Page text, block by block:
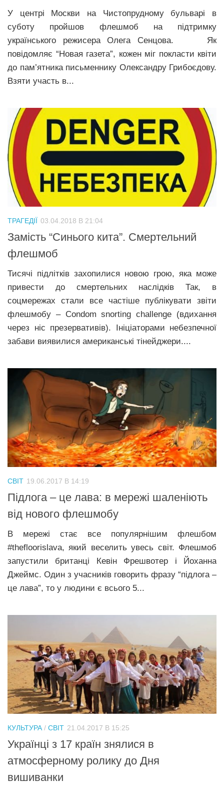
У центрі Москви на Чистопрудному бульварі в
суботу пройшов флешмоб на підтримку
українського режисера Олега Сенцова. Як
повідомляє “Новая газета”, кожен міг покласти квіти
до пам’ятника письменнику Олександру Грибоєдову.
Взяти участь в...
ТРАГЕДІЇ 03.04.2018 В 21:04
Замість “Синього кита”. Смертельний
флешмоб
Тисячі підлітків захопилися новою грою, яка може
привести до смертельних наслідків Так, в
соцмережах стали все частіше публікувати звіти
флешмобу – Condom snorting challenge (вдихання
через ніс презервативів). Ініціаторами небезпечної
забави виявилися американські тінейджери....
СВІТ 19.06.2017 В 14:19
Підлога – це лава: в мережі шаленіють
від нового флешмобу
В мережі стає все популярнішим флешбом
#thefloorislava, який веселить увесь світ. Флешмоб
запустили британці Кевін Фрешвотер і Йоханна
Джеймс. Один з учасників говорить фразу “підлога –
це лава”, то у людини є всього 5...
КУЛЬТУРА / СВІТ 21.04.2017 В 15:25
Українці з 17 країн знялися в
атмосферному ролику до Дня
вишиванки